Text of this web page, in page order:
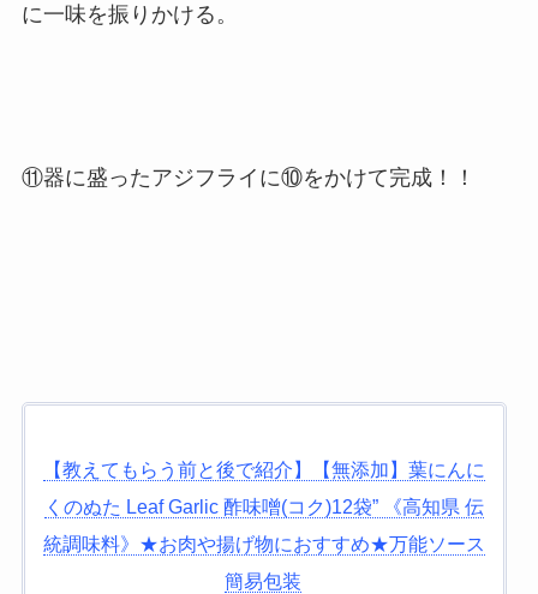
に一味を振りかける。
⑪器に盛ったアジフライに⑩をかけて完成！！
【教えてもらう前と後で紹介】【無添加】葉にんに
くのぬた Leaf Garlic 酢味噌(コク)12袋” 《高知県 伝
統調味料》★お肉や揚げ物におすすめ★万能ソース
簡易包装